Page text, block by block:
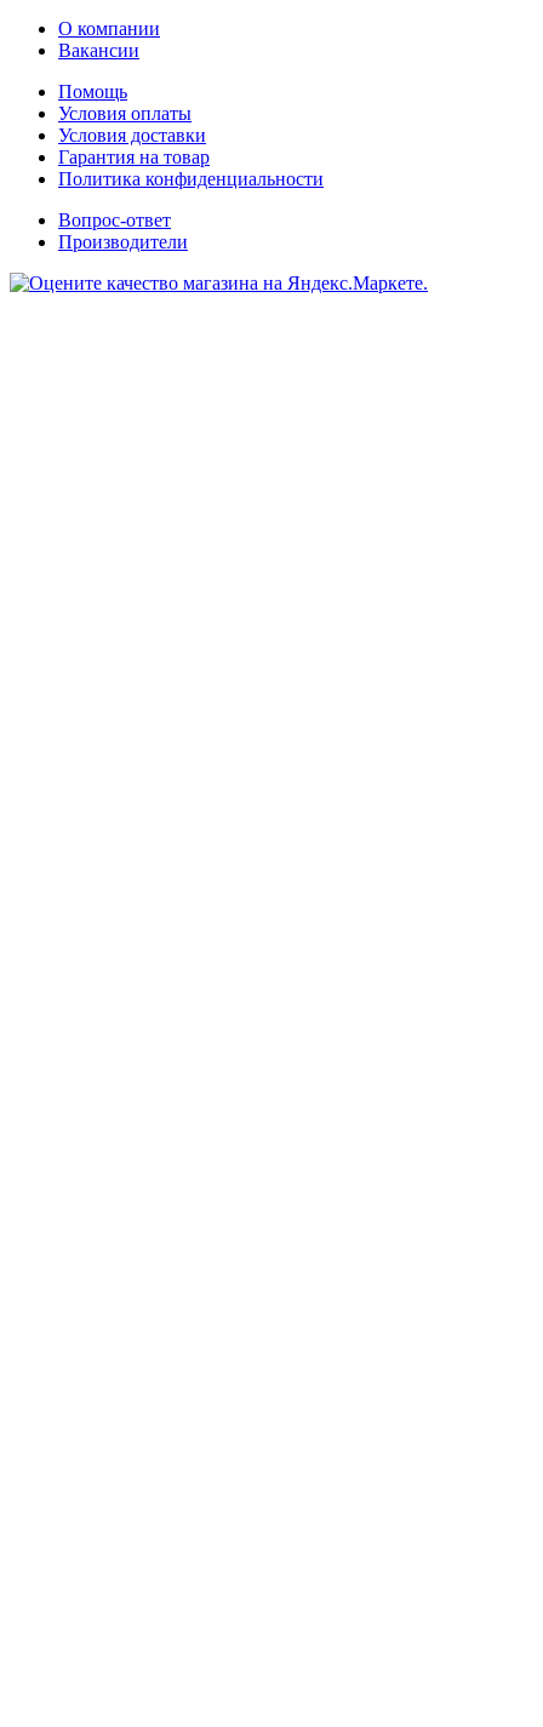
О компании
Вакансии
Помощь
Условия оплаты
Условия доставки
Гарантия на товар
Политика конфиденциальности
Вопрос-ответ
Производители